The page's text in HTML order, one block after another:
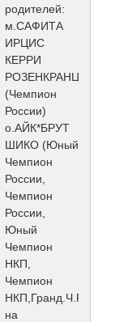
родителей:
м.САФИТА
ИРЦИС
КЕРРИ
РОЗЕНКРАНЦ
(Чемпион
России)
о.АЙК*БРУТ
ШИКО (Юный
Чемпион
России,
Чемпион
России,
Юный
Чемпион
НКП,
Чемпион
НКП,Гранд.Ч.Р.-
на